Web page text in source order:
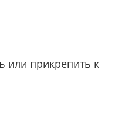
или прикрепить к